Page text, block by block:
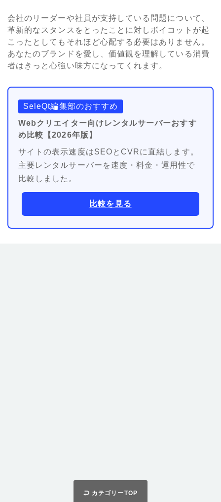
会社のリーダーや社員が支持している問題について、
革新的なスタンスをとったことに対しボイコットが起
こったとしてもそれほど心配する必要はありません。
あなたのブランドを愛し、価値観を理解している消費
者はきっと心強い味方になってくれます。
SeleQt編集部のおすすめ
Webクリエイター向けレンタルサーバーおすす
め比較【2026年版】
サイトの表示速度はSEOとCVRに直結します。
主要レンタルサーバーを速度・料金・運用性で
比較しました。
比較を見る
カテゴリーTOP